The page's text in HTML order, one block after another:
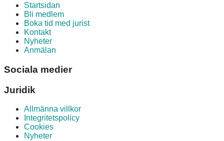
Startsidan
Bli medlem
Boka tid med jurist
Kontakt
Nyheter
Anmälan
Sociala medier
Juridik
Allmänna villkor
Integritetspolicy
Cookies
Nyheter